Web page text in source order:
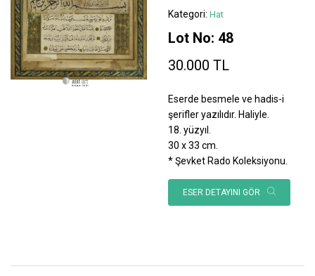
Kategori: Hat
Lot No: 48
30.000 TL
Eserde besmele ve hadis-i
şerifler yazılıdır. Haliyle.
18. yüzyıl.
30 x 33 cm.
* Şevket Rado Koleksiyonu.
ESER DETAYINI GÖR